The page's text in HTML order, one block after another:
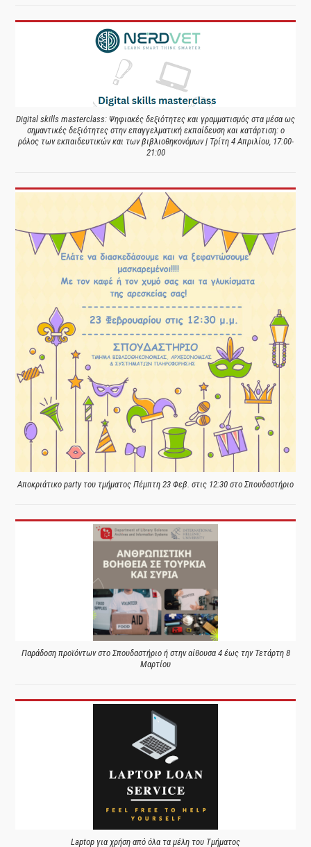
Digital skills masterclass: Ψηφιακές δεξιότητες και γραμματισμός στα μέσα ως
σημαντικές δεξιότητες στην επαγγελματική εκπαίδευση και κατάρτιση: ο
ρόλος των εκπαιδευτικών και των βιβλιοθηκονόμων | Τρίτη 4 Απριλίου, 17:00-
21:00
Αποκριάτικο party του τμήματος Πέμπτη 23 Φεβ. στις 12:30 στο Σπουδαστήριο
Παράδοση προϊόντων στο Σπουδαστήριο ή στην αίθουσα 4 έως την Τετάρτη 8
Μαρτίου
Laptop για χρήση από όλα τα μέλη του Τμήματος